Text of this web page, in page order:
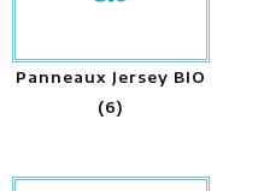
Panneaux Jersey BIO
(6)